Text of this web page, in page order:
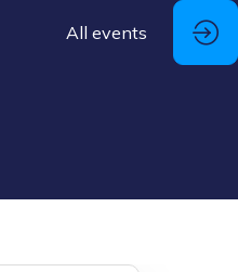
All events